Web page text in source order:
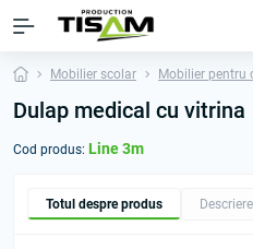
Mobilier scolar Mobilier pentru
Dulap medical cu vitrina
Cod produs: Line 3m
Totul despre produs Descriere